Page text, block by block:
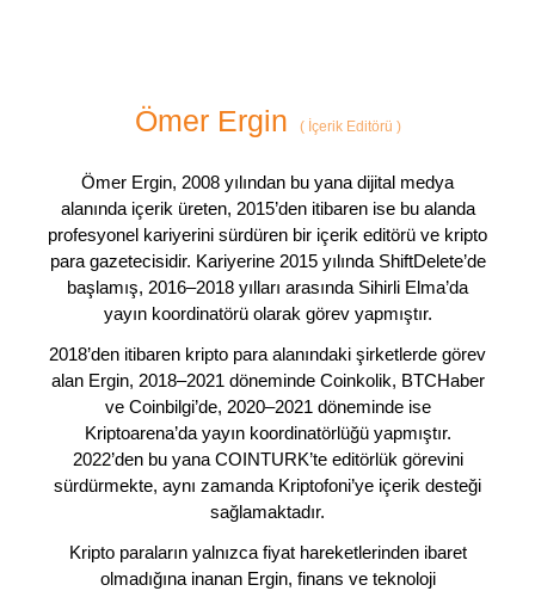
Ömer Ergin (İçerik Editörü )
Ömer Ergin, 2008 yılından bu yana dijital medya
alanında içerik üreten, 2015’den itibaren ise bu alanda
profesyonel kariyerini sürdüren bir içerik editörü ve kripto
para gazetecisidir. Kariyerine 2015 yılında ShiftDelete’de
başlamış, 2016–2018 yılları arasında Sihirli Elma’da
yayın koordinatörü olarak görev yapmıştır.
2018’den itibaren kripto para alanındaki şirketlerde görev
alan Ergin, 2018–2021 döneminde Coinkolik, BTCHaber
ve Coinbilgi’de, 2020–2021 döneminde ise
Kriptoarena’da yayın koordinatörlüğü yapmıştır.
2022’den bu yana COINTURK’te editörlük görevini
sürdürmekte, aynı zamanda Kriptofoni’ye içerik desteği
sağlamaktadır.
Kripto paraların yalnızca fiyat hareketlerinden ibaret
olmadığına inanan Ergin, finans ve teknoloji